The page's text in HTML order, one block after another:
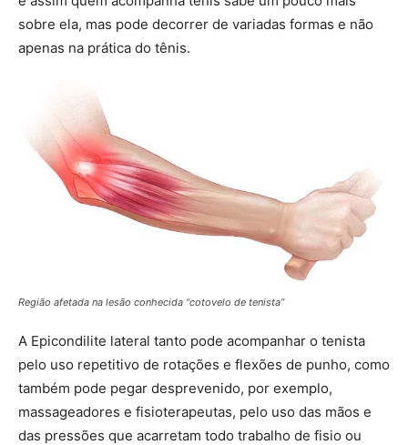
sobre ela, mas pode decorrer de variadas formas e não
apenas na prática do tênis.
Região afetada na lesão conhecida “cotovelo de tenista”
A Epicondilite lateral tanto pode acompanhar o tenista
pelo uso repetitivo de rotações e flexões de punho, como
também pode pegar desprevenido, por exemplo,
massageadores e fisioterapeutas, pelo uso das mãos e
das pressões que acarretam todo trabalho de fisio ou